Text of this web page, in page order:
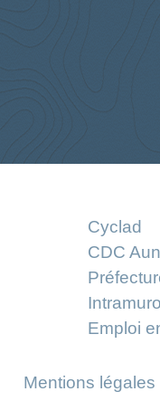
Cyclad
CDC
Emploi
Mentions légales